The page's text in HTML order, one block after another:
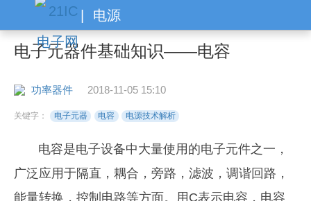
电源
电子元器件基础知识——电容
功率器件 2018-11-05 15:10
关键字： 电子元器 电容 电源技术解析
电容是电子设备中大量使用的电子元件之一，
广泛应用于隔直，耦合，旁路，滤波，调谐回路，
能量转换，控制电路等方面。用C表示电容，电容